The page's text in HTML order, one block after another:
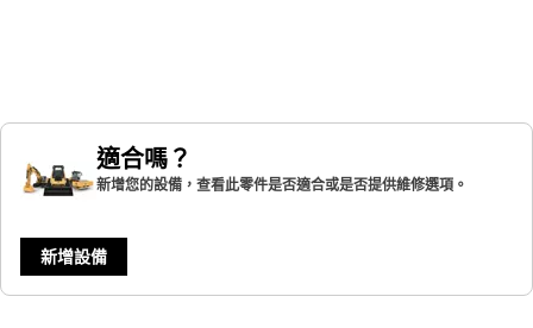
適合嗎？
新增您的設備，查看此零件是否適合或是否提供維修選項。
新增設備